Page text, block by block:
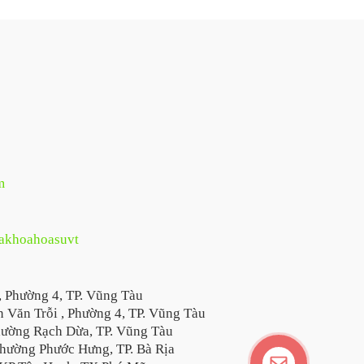
4, TP. Vũng Tàu
Trỗi , Phường 4, TP. Vũng Tàu
Rạch Dừa, TP. Vũng Tàu
Phước Hưng, TP. Bà Rịa